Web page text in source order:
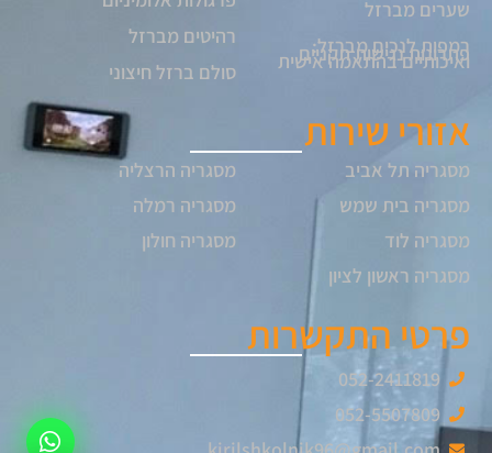
שערים מברזל
רמפות לנכים מברזל:
פתרונות נגישות תקניים
ואיכותיים בהתאמה אישית
רהיטים מברזל
סולם ברזל חיצוני
אזורי שירות
מסגריה תל אביב
מסגריה בית שמש
מסגריה לוד
מסגריה ראשון לציון
מסגריה הרצליה
מסגריה רמלה
מסגריה חולון
פרטי התקשרות
052-2411819
052-5507809